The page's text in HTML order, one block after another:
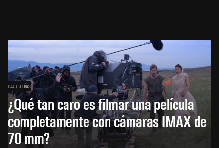
HACE 3 DÍAS
¿Qué tan caro es filmar una película
completamente con cámaras IMAX de
70 mm?